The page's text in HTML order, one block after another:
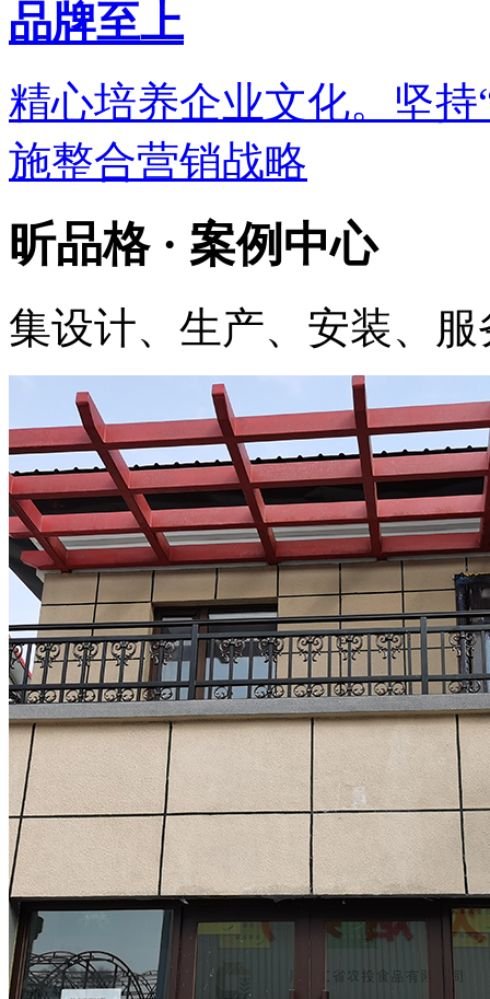
品牌至上
精心培养企业文化。坚
施整合营销战略
昕品格 · 案例中心
集设计、生产、安装、